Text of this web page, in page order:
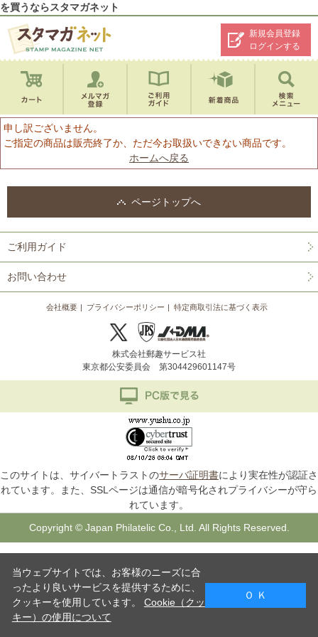
を買うならスタマガネット
新規会員登録
ログインする
申し訳ございません。
ご指定の商品は販売終了か、ただ今お取扱いできない商品です。
ホームへ戻る
ページトップへ
ご利用ガイド
お問い合わせ
会社概要 プライバシーポリシー 特定商取引法に基づく表示
株式会社郵趣サービス社
東京都公安委員会 第304429601147号
このサイトは、サイバートラストのサーバ証明書により実在性が認証さ
れています。また、SSLページは通信が暗号化されプライバシーが守ら
れています。
Copyright © Japan Philatelic Co., Ltd. All Rights Reserved.
当ウェブサイトでは、お客様のニーズに合
ったより良いサービスを提供するために、
クッキーを使用しています。 Cookie（クッ
キー）の使用について
Ｏ Ｋ